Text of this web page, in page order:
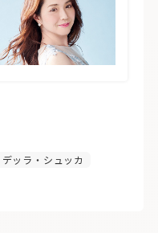
ッラ・シュッカ